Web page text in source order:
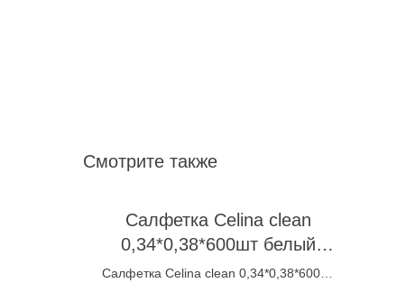
Смотрите также
Салфетка Celina clean
0,34*0,38*600шт белый
камыш
Салфетка Celina clean 0,34*0,38*600шт